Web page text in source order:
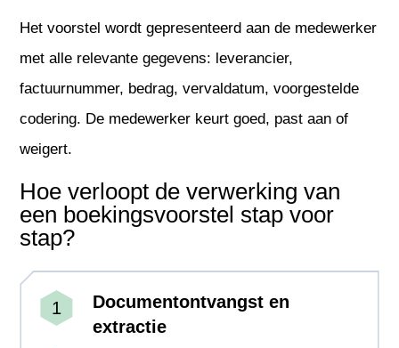
Het voorstel wordt gepresenteerd aan de medewerker
met alle relevante gegevens: leverancier,
factuurnummer, bedrag, vervaldatum, voorgestelde
codering. De medewerker keurt goed, past aan of
weigert.
Hoe verloopt de verwerking van
een boekingsvoorstel stap voor
stap?
Documentontvangst en
extractie